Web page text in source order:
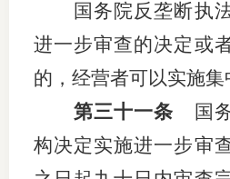
国务院反垄断执
进一步审查的决定或
的，经营者可以实施集
第三十一条 国
构决定实施进一步审